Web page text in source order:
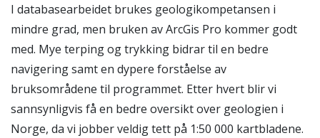
I databasearbeidet brukes geologikompetansen i
mindre grad, men bruken av ArcGis Pro kommer godt
med. Mye terping og trykking bidrar til en bedre
navigering samt en dypere forståelse av
bruksområdene til programmet. Etter hvert blir vi
sannsynligvis få en bedre oversikt over geologien i
Norge, da vi jobber veldig tett på 1:50 000 kartbladene.